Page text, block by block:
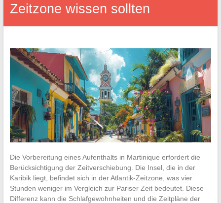
Zeitzone wissen sollten
Die Vorbereitung eines Aufenthalts in Martinique erfordert die
Berücksichtigung der Zeitverschiebung. Die Insel, die in der
Karibik liegt, befindet sich in der Atlantik-Zeitzone, was vier
Stunden weniger im Vergleich zur Pariser Zeit bedeutet. Diese
Differenz kann die Schlafgewohnheiten und die Zeitpläne der